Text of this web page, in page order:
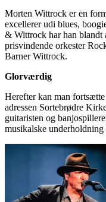
Morten Wittrock er en
excellerer udi blues,
& Wittrock har han blandt
prisvindende orkester
Barner Wittrock.
Glorværdig
Herefter kan man
adressen Sortebrødre
guitaristen og
musikalske